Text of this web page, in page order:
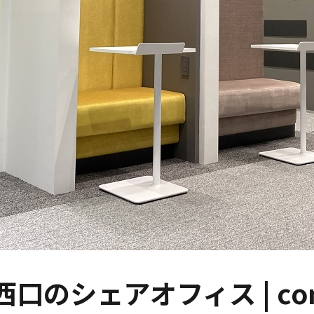
口のシェアオフィス |